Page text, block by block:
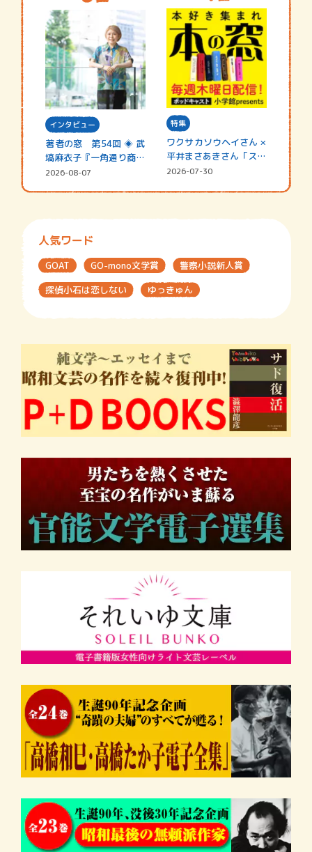
インタビュー
著者の窓 第54回 ◈ 武
塙麻衣子『一角通り商店
街の…
2026-08-07
特集
ワクサカソウヘイさん ×
平井まさあきさん「スペ
シャ…
2026-07-30
人気ワード
GOAT GO-mono文学賞
警察小説新人賞
探偵小石は恋しない
ゆっきゅん